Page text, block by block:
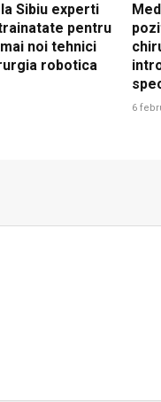
Sibiu experti
pentru
noi tehnici
robotica
6